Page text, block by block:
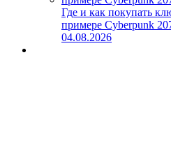
Где и как покупать
примере Cyberpunk
04.08.2026